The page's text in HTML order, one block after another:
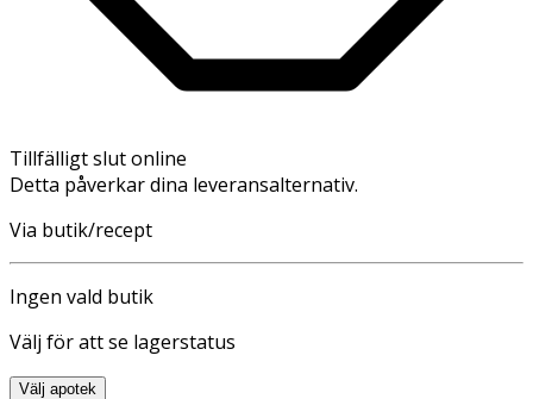
Tillfälligt slut online
Detta påverkar dina leveransalternativ.
Via butik/recept
Ingen vald butik
Välj för att se lagerstatus
Välj apotek